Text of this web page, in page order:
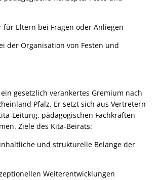
für Eltern bei Fragen oder Anliegen
der Organisation von Festen und
gesetzlich verankertes Gremium nach
Pfalz. Er setzt sich aus Vertretern
Leitung, pädagogischen Fachkräften
Ziele des Kita-Beirats:
und strukturelle Belange der
Weiterentwicklungen